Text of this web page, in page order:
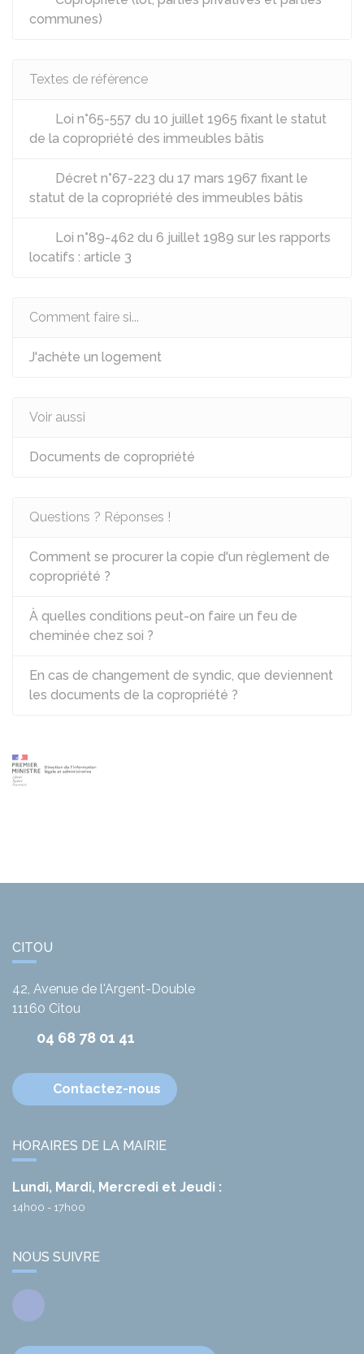
communes)
Textes de référence
Loi n°65-557 du 10 juillet 1965 fixant le statut
de la copropriété des immeubles bâtis
Décret n°67-223 du 17 mars 1967 fixant le
statut de la copropriété des immeubles bâtis
Loi n°89-462 du 6 juillet 1989 sur les rapports
locatifs : article 3
Comment faire si...
J'achète un logement
Voir aussi
Documents de copropriété
Questions ? Réponses !
Comment se procurer la copie d'un règlement de
copropriété ?
À quelles conditions peut-on faire un feu de
cheminée chez soi ?
En cas de changement de syndic, que deviennent
les documents de la copropriété ?
CITOU
42, Avenue de l'Argent-Double
11160 Citou
04 68 78 01 41
Contactez-nous
HORAIRES DE LA MAIRIE
Lundi, Mardi, Mercredi et Jeudi :
14h00 - 17h00
NOUS SUIVRE
Facebook